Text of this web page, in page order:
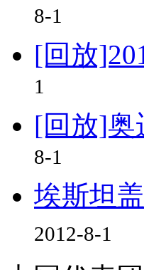
8-1
[回放
1
[回放]奥
8-1
埃斯坦
2012-8-1